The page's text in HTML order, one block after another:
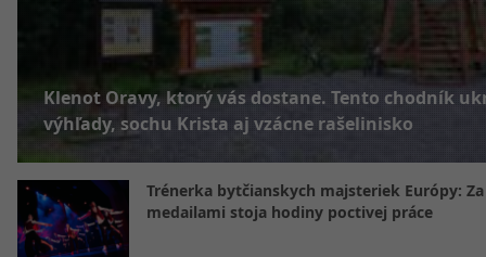
Klenot Oravy, ktorý vás dostane. Tento chodník
výhľady, sochu Krista aj vzácne rašelinisko
Trénerka bytčianskych majsteriek Európy: Za
medailami stoja hodiny poctivej práce